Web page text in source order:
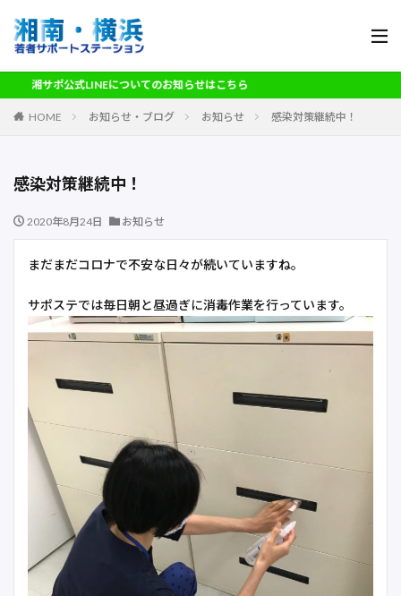
湘サポ公式LINEについてのお知らせはこちら
HOME お知らせ・ブログ お知らせ 感染対策継続中！
感染対策継続中！
2020年8月24日 お知らせ
まだまだコロナで不安な日々が続いていますね。
サポステでは毎日朝と昼過ぎに消毒作業を行っています。